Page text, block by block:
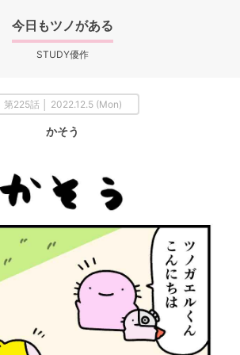
今日もツノがある
STUDY優作
第225話 │ 2022.12.5 (Mon)
かそう